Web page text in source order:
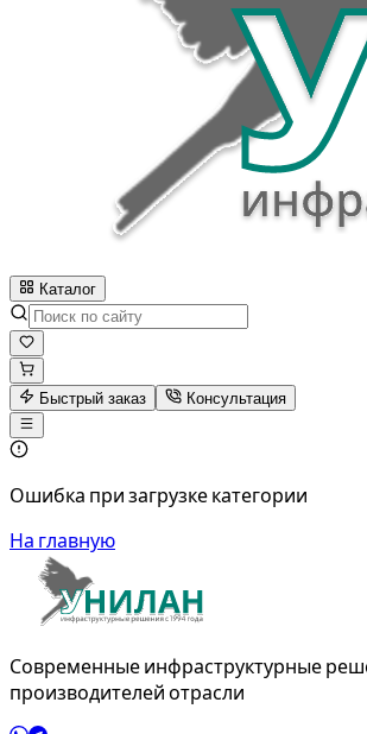
Каталог
Быстрый заказ Консультация
Ошибка при загрузке категории
На главную
Современные инфраструктурные
производителей отрасли